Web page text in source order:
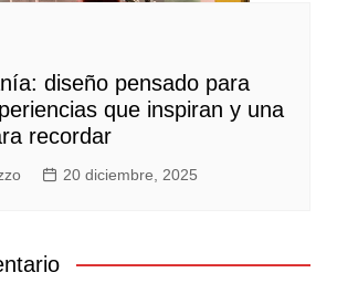
diseño pensado para
que inspiran y una
recordar
20 diciembre, 2025